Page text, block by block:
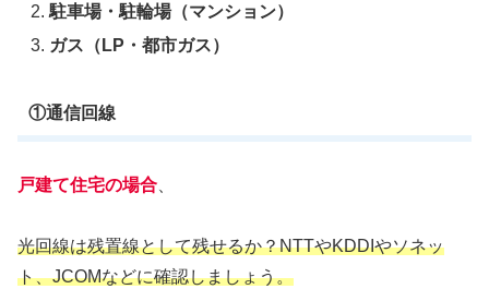
駐車場・駐輪場（マンション）
ガス（LP・都市ガス）
①通信回線
戸建て住宅の場合
光回線は残置線として残せるか？NTTやKDDIやソネッ
ト、JCOMなどに確認しましょう。